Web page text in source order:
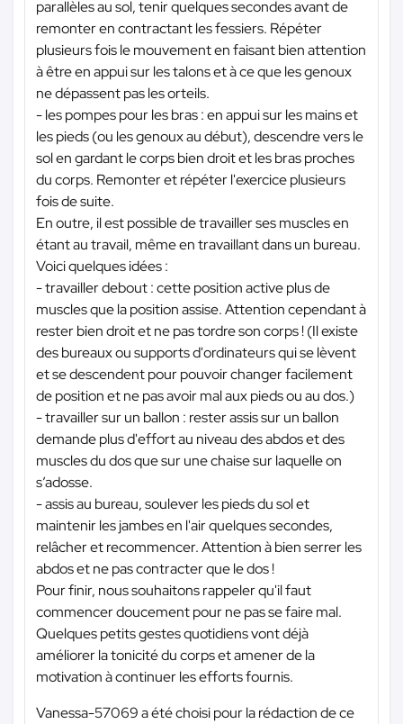
parallèles au sol, tenir quelques secondes avant de
remonter en contractant les fessiers. Répéter
plusieurs fois le mouvement en faisant bien attention
à être en appui sur les talons et à ce que les genoux
ne dépassent pas les orteils.
- les pompes pour les bras : en appui sur les mains et
les pieds (ou les genoux au début), descendre vers le
sol en gardant le corps bien droit et les bras proches
du corps. Remonter et répéter l'exercice plusieurs
fois de suite.
En outre, il est possible de travailler ses muscles en
étant au travail, même en travaillant dans un bureau.
Voici quelques idées :
- travailler debout : cette position active plus de
muscles que la position assise. Attention cependant à
rester bien droit et ne pas tordre son corps ! (Il existe
des bureaux ou supports d'ordinateurs qui se lèvent
et se descendent pour pouvoir changer facilement
de position et ne pas avoir mal aux pieds ou au dos.)
- travailler sur un ballon : rester assis sur un ballon
demande plus d'effort au niveau des abdos et des
muscles du dos que sur une chaise sur laquelle on
s’adosse.
- assis au bureau, soulever les pieds du sol et
maintenir les jambes en l'air quelques secondes,
relâcher et recommencer. Attention à bien serrer les
abdos et ne pas contracter que le dos !
Pour finir, nous souhaitons rappeler qu'il faut
commencer doucement pour ne pas se faire mal.
Quelques petits gestes quotidiens vont déjà
améliorer la tonicité du corps et amener de la
motivation à continuer les efforts fournis.
Vanessa-57069 a été choisi pour la rédaction de ce